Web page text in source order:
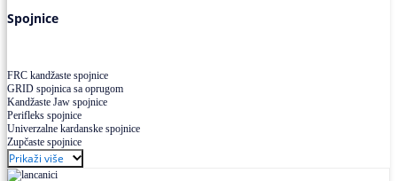
Spojnice
FRC kandžaste spojnice
GRID spojnica sa oprugom
Kandžaste Jaw spojnice
Perifleks spojnice
Univerzalne kardanske spojnice
Zupčaste spojnice
Prikaži više